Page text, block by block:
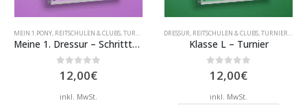
MEIN 1.PONY, REITSCHULEN & CLUBS,TURNIERKLASSEN
Meine 1. Dressur – Schrittturnier
0out of 5
12,00€
inkl. MwSt.
DRESSUR, REITSCHULEN & CLUBS,TURNIERKLASSEN
Klasse L – Turnier
0out of 5
12,00€
inkl. MwSt.